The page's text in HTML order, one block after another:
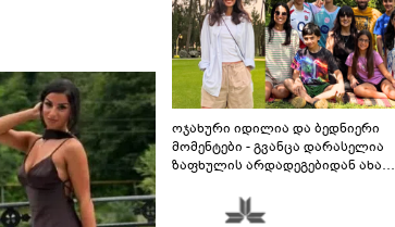
ოჯახური იდილია და ბედნიერი
მომენტები - გვანცა დარასელია
ზაფხულის არდადეგებიდან ახალ